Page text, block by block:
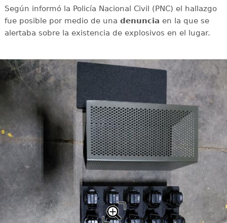
Según informó la Policía Nacional Civil (PNC) el hallazgo
fue posible por medio de una denuncia en la que se
alertaba sobre la existencia de explosivos en el lugar.